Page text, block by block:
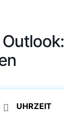
UHRZEIT